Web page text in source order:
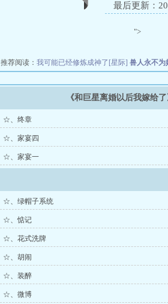
最后更新：
">
推荐阅读： 我可能已经修炼成神了[星际] 兽人永不为
《和巨星离婚以后我嫁给
☆、终章
☆、家宴四
☆、家宴一
☆、绿帽子系统
☆、惦记
☆、花式洗牌
☆、胡闹
☆、装醉
☆、微博